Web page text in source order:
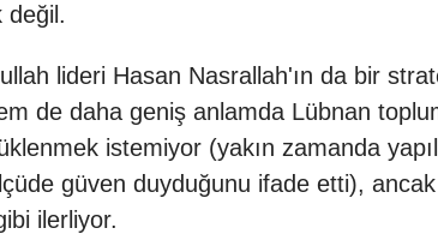
değil.
lideri Hasan Nasrallah'ın da bir
de daha geniş anlamda Lübnan
istemiyor (yakın zamanda
güven duyduğunu ifade etti),
ilerliyor.